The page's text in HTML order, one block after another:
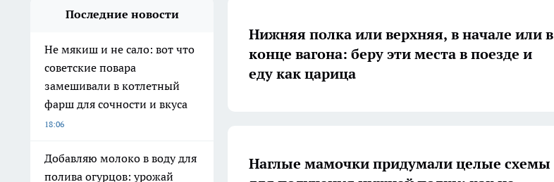
Последние новости
Не мякиш и не сало: вот что
советские повара
замешивали в котлетный
фарш для сочности и вкуса
18:06
Добавляю молоко в воду для
полива огурцов: урожай
Нижняя полка или верхняя, в начале или в
конце вагона: беру эти места в поезде и
еду как царица
Наглые мамочки придумали целые схемы